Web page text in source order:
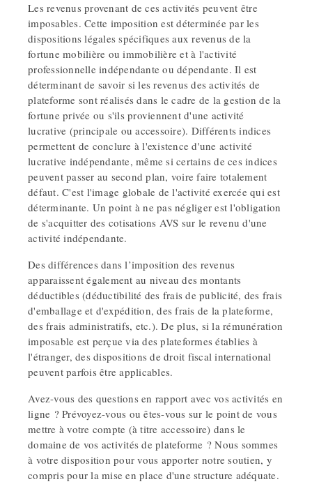
Les revenus provenant de ces activités peuvent être
imposables. Cette imposition est déterminée par les
dispositions légales spécifiques aux revenus de la
fortune mobilière ou immobilière et à l'activité
professionnelle indépendante ou dépendante. Il est
déterminant de savoir si les revenus des activités de
plateforme sont réalisés dans le cadre de la gestion de la
fortune privée ou s'ils proviennent d'une activité
lucrative (principale ou accessoire). Différents indices
permettent de conclure à l'existence d'une activité
lucrative indépendante, même si certains de ces indices
peuvent passer au second plan, voire faire totalement
défaut. C'est l'image globale de l'activité exercée qui est
déterminante. Un point à ne pas négliger est l'obligation
de s'acquitter des cotisations AVS sur le revenu d'une
activité indépendante.
Des différences dans l’imposition des revenus
apparaissent également au niveau des montants
déductibles (déductibilité des frais de publicité, des frais
d'emballage et d'expédition, des frais de la plateforme,
des frais administratifs, etc.). De plus, si la rémunération
imposable est perçue via des plateformes établies à
l'étranger, des dispositions de droit fiscal international
peuvent parfois être applicables.
Avez-vous des questions en rapport avec vos activités en
ligne ? Prévoyez-vous ou êtes-vous sur le point de vous
mettre à votre compte (à titre accessoire) dans le
domaine de vos activités de plateforme ? Nous sommes
à votre disposition pour vous apporter notre soutien, y
compris pour la mise en place d'une structure adéquate.